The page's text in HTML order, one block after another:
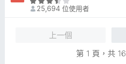
分
6
評
價 25,694 位使用者
上一個
第 1 頁，共